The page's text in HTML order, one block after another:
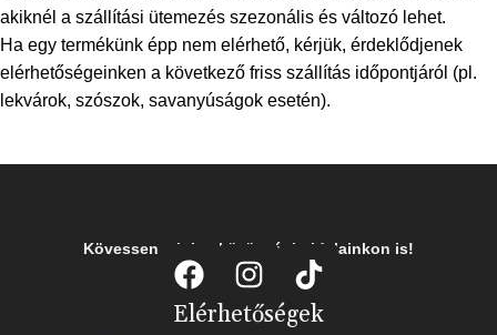
akiknél a szállítási ütemezés szezonális és változó lehet.
Ha egy termékünk épp nem elérhető, kérjük, érdeklődjenek
elérhetőségeinken a következő friss szállítás időpontjáról (pl.
lekvárok, szószok, savanyúságok esetén).
Kövessen minket közösségi oldalainkon is!
Elérhetőségek